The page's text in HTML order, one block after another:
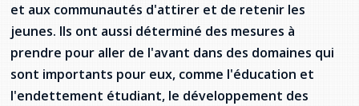
Pamela Tucker
Anastasia Knudsen
Brian Kizner
et aux communautés d'attirer et de retenir les
jeunes. Ils ont aussi déterminé des mesures à
prendre pour aller de l'avant dans des domaines qui
sont importants pour eux, comme l'éducation et
l'endettement étudiant, le développement des